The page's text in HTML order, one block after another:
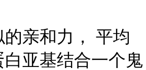
亲和力， 平均
亚基结合一个鬼